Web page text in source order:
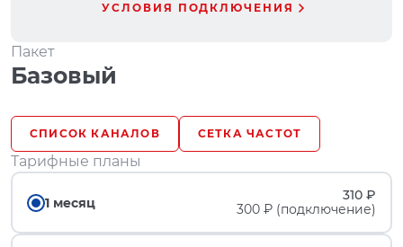
УСЛОВИЯ ПОДКЛЮЧЕНИЯ
Пакет
Базовый
СПИСОК КАНАЛОВ СЕТКА ЧАСТОТ
Тарифные планы
1 месяц
310 ₽
300 ₽ (подключение)